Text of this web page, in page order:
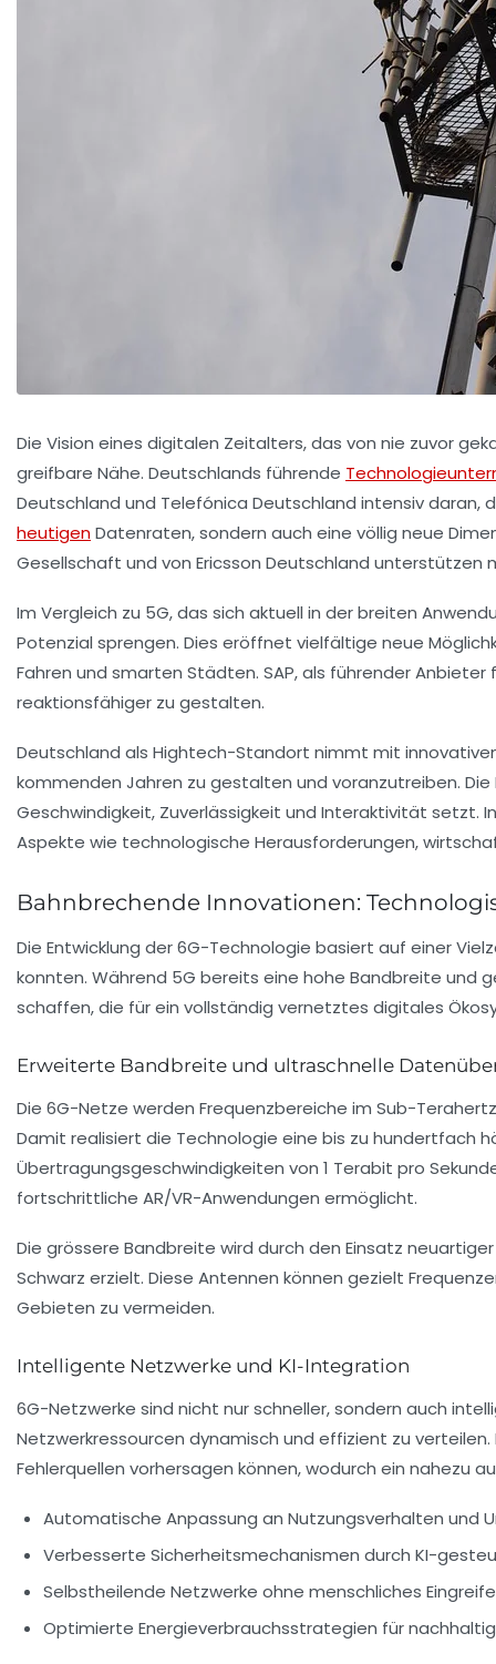
Die Vision eines digitalen Zeitalters, das von nie zuvor
greifbare Nähe. Deutschlands führende
Deutschland und Telefónica Deutschland intensiv daran,
heutigenDatenraten, sondern auch eine völlig neue
Gesellschaft und von Ericsson Deutschland unterstützen
Im Vergleich zu 5G, das sich aktuell in der breiten
Potenzial sprengen. Dies eröffnet vielfältige neue
Fahren und smarten Städten. SAP, als führender
reaktionsfähiger zu gestalten.
Deutschland als Hightech-Standort nimmt mit
kommenden Jahren zu gestalten und voranzutreiben.
Geschwindigkeit, Zuverlässigkeit und Interaktivität setzt.
Aspekte wie technologische Herausforderungen,
Bahnbrechende Innovationen:
Die Entwicklung der 6G-Technologie basiert auf einer
konnten. Während 5G bereits eine hohe Bandbreite und
schaffen, die für ein vollständig vernetztes digitales
Erweiterte Bandbreite und ultraschnelle
Die 6G-Netze werden Frequenzbereiche im Sub-
Damit realisiert die Technologie eine bis zu hundertfach
Übertragungsgeschwindigkeiten von 1 Terabit pro
fortschrittliche AR/VR-Anwendungen ermöglicht.
Die grössere Bandbreite wird durch den Einsatz
Schwarz erzielt. Diese Antennen können gezielt
Gebieten zu vermeiden.
Intelligente Netzwerke und KI-Integration
6G-Netzwerke sind nicht nur schneller, sondern auch
Netzwerkressourcen dynamisch und effizient zu
Fehlerquellen vorhersagen können, wodurch ein nahezu
Automatische Anpassung an Nutzungsverhalten und
Verbesserte Sicherheitsmechanismen durch KI-
Selbstheilende Netzwerke ohne menschliches
Optimierte Energieverbrauchsstrategien für